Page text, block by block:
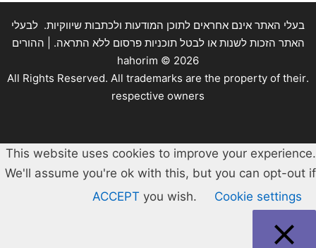
בעלי האתר אינם אחראים לתוכן המודעות ולכתבות שיווקיות. לבעלי
האתר הזכות לשנות או לבטל תוכניות פרסום ללא התראה. | ההורים
hahorim © 2026
.All Rights Reserved. All trademarks are the property of their
respective owners
This website uses cookies to improve your experience.
We'll assume you're ok with this, but you can opt-out if
you wish.
Cookie settings
ACCEPT